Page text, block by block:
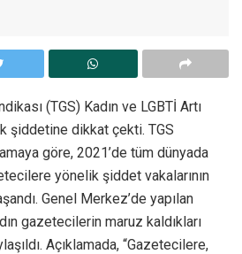
(TGS) Kadın ve LGBTİ Artı
şiddetine dikkat çekti. TGS
göre, 2021’de tüm dünyada
yönelik şiddet vakalarının
Genel Merkez’de yapılan
gazetecilerin maruz kaldıkları
Açıklamada, “Gazetecilere,